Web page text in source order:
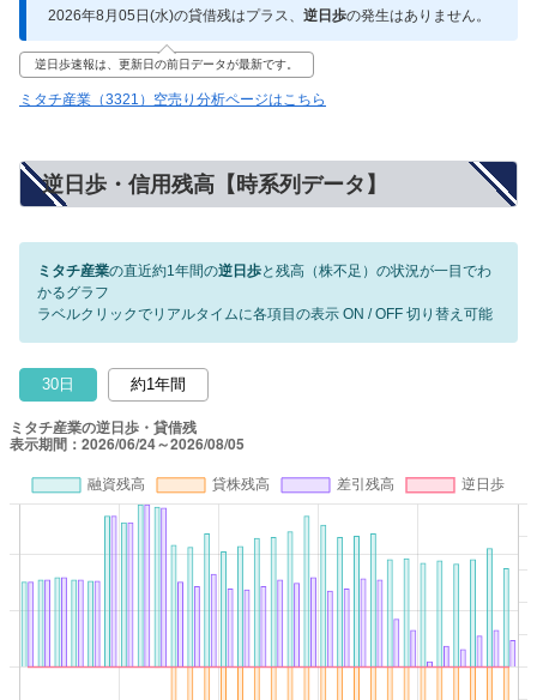
2026年8月05日(水)の貸借残はプラス、 逆日歩の発生はありません。
逆日歩速報は、更新日の前日データが最新です。
ミタチ産業（3321）空売り分析ページはこちら
逆日歩・信用残高【時系列データ】
ミタチ産業の直近約1年間の逆日歩と残高（株不足）の状況が一目でわ
かるグラフ
ラベルクリックでリアルタイムに各項目の表示 ON / OFF 切り替え可能
30日 約1年間